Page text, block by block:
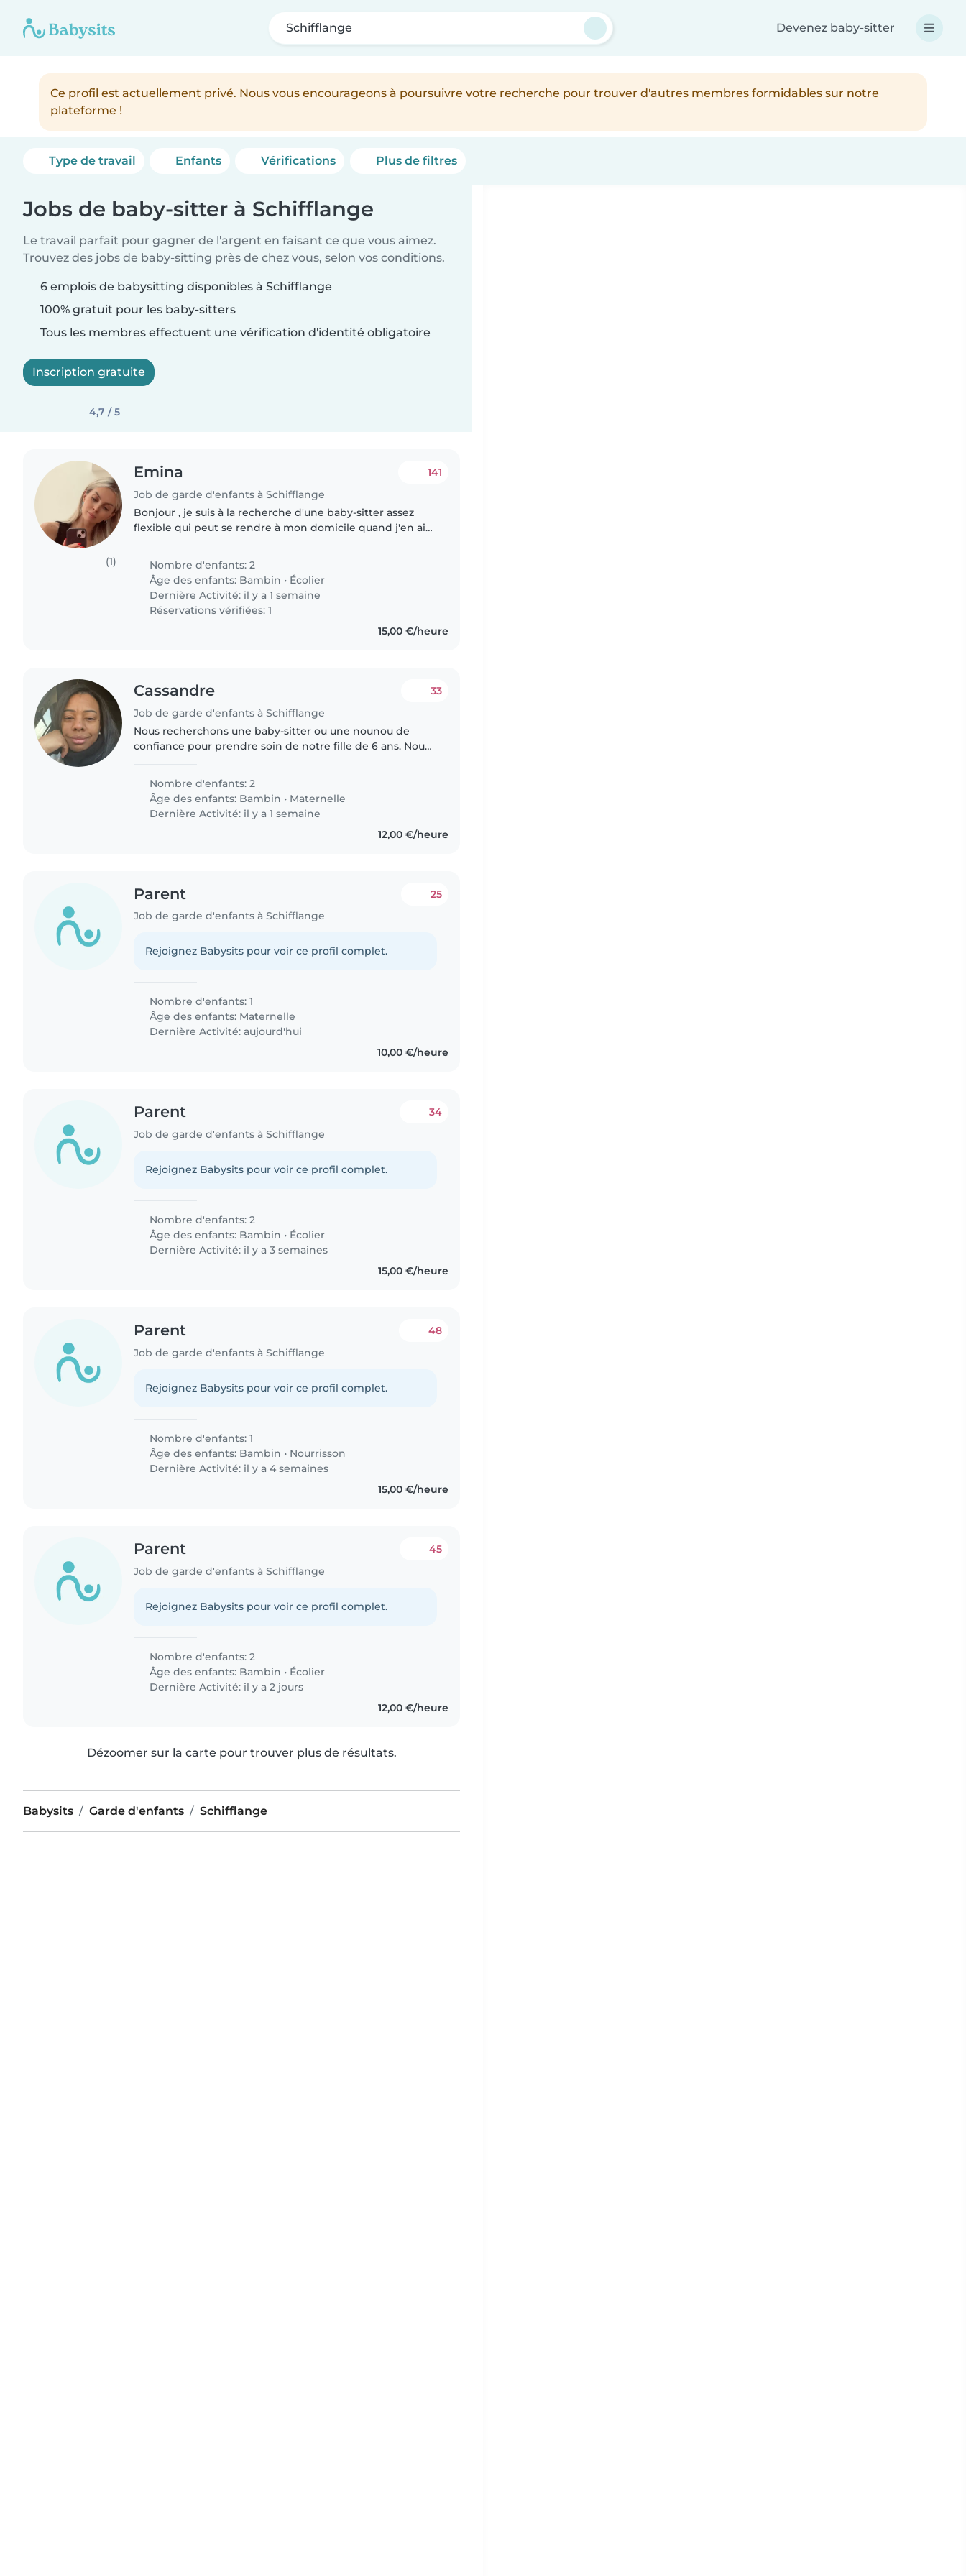
Schifflange Devenez baby-sitter
Ce profil est actuellement privé. Nous vous encourageons à poursuivre votre recherche pour trouver d'autres membres formidables sur notre
plateforme !
Type de travail Enfants Vérifications Plus de filtres
Jobs de baby-sitter à Schifflange
Le travail parfait pour gagner de l'argent en faisant ce que vous aimez.
Trouvez des jobs de baby-sitting près de chez vous, selon vos conditions.
6 emplois de babysitting disponibles à Schifflange
100% gratuit pour les baby-sitters
Tous les membres effectuent une vérification d'identité obligatoire
Inscription gratuite
4,7 / 5
(1)
Emina
Job de garde d'enfants à Schifflange
141
Bonjour , je suis à la recherche d'une baby-sitter assez
flexible qui peut se rendre à mon domicile quand j'en ai
serait pour..
Nombre d'enfants: 2
Âge des enfants: Bambin • Écolier
Dernière Activité: il y a 1 semaine
Réservations vérifiées: 1
15,00 €/heure
Cassandre
Job de garde d'enfants à Schifflange
33
Nous recherchons une baby-sitter ou une nounou de
confiance pour prendre soin de notre fille de 6 ans. Nous
Nombre d'enfants: 2
Âge des enfants: Bambin • Maternelle
Dernière Activité: il y a 1 semaine
12,00 €/heure
Parent
Job de garde d'enfants à Schifflange
25
Rejoignez Babysits pour voir ce profil complet.
Nombre d'enfants: 1
Âge des enfants: Maternelle
Dernière Activité: aujourd'hui
10,00 €/heure
Parent
Job de garde d'enfants à Schifflange
34
Rejoignez Babysits pour voir ce profil complet.
Nombre d'enfants: 2
Âge des enfants: Bambin • Écolier
Dernière Activité: il y a 3 semaines
15,00 €/heure
Parent
Job de garde d'enfants à Schifflange
48
Rejoignez Babysits pour voir ce profil complet.
Nombre d'enfants: 1
Âge des enfants: Bambin • Nourrisson
Dernière Activité: il y a 4 semaines
15,00 €/heure
Parent
Job de garde d'enfants à Schifflange
45
Rejoignez Babysits pour voir ce profil complet.
Nombre d'enfants: 2
Âge des enfants: Bambin • Écolier
Dernière Activité: il y a 2 jours
12,00 €/heure
Dézoomer sur la carte pour trouver plus de résultats.
Babysits Garde d'enfants Schifflange